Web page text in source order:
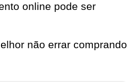
online pode ser
não errar comprando